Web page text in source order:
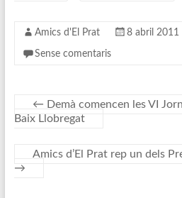
Amics d'El Prat 8 abril 2011
Sense comentaris
← Demà comencen les VI
Baix Llobregat
Amics d’El Prat rep un dels
→